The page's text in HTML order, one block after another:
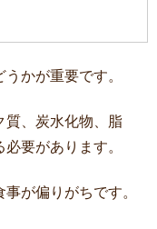
かが重要です。
質、炭水化物、脂
要があります。
が偏りがちです。